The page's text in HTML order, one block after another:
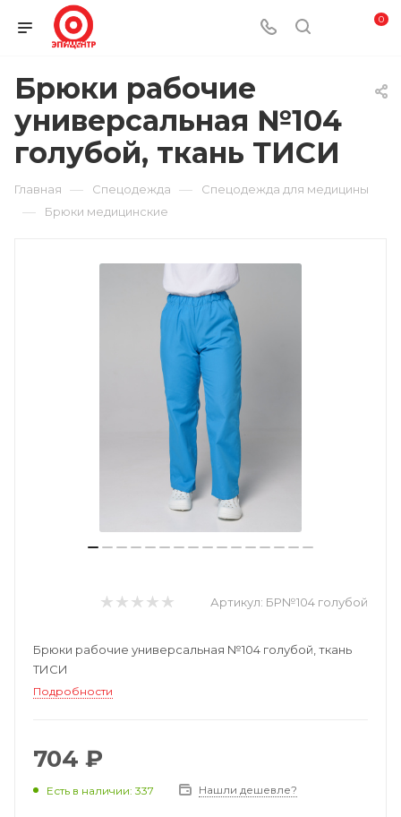
0
Брюки рабочие
универсальная №104
голубой, ткань ТИСИ
Главная — Спецодежда — Спецодежда для медицины
— Брюки медицинские
Артикул: БР№104 голубой
Брюки рабочие универсальная №104 голубой, ткань
ТИСИ
Подробности
704 ₽
Есть в наличии: 337 Нашли дешевле?